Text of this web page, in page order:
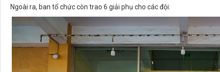
Ngoài ra, ban tổ chức còn trao 6 giải phụ cho các đội: